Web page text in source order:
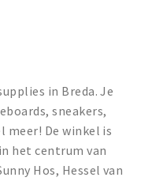
in Breda. Je
sneakers,
meer! De winkel is
het centrum van
Hos, Hessel van